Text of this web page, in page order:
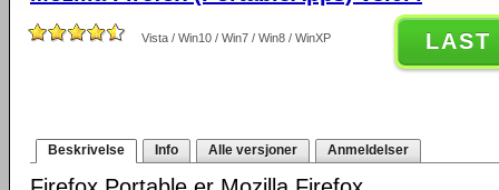
Vista / Win10 / Win7 / Win8 / WinXP LAST
Beskrivelse Info Alle versjoner Anmeldelser